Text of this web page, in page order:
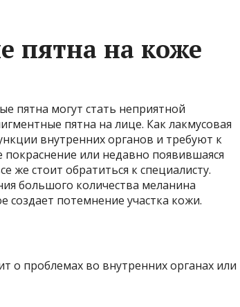
пятна на коже
пятна могут стать неприятной
пятна на лице. Как лакмусовая
внутренних органов и требуют к
или недавно появившаяся
же стоит обратиться к специалисту.
большого количества меланина
создает потемнение участка кожи.
о проблемах во внутренних органах или